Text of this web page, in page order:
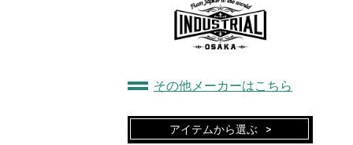
その他メーカーはこちら
アイテムから選ぶ